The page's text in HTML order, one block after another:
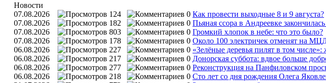
Новости
07.08.2026
124 0 Как провести выходные 8 и 9 августа?
07.08.2026
182 0 Пьяная ссора в Андреевке
07.08.2026
803 0 Громкий хлопок в небе: что это было?
07.08.2026
178 0 Около 100 электричек отменят на
06.08.2026
227 0 «Зелёные деревья пилят в том
06.08.2026
217 0 Донорская суббота: вдвое больше
06.08.2026
277 0 Реконструкция на Панфиловском
06.08.2026
218 0 Сто лет со дня рождения Олега